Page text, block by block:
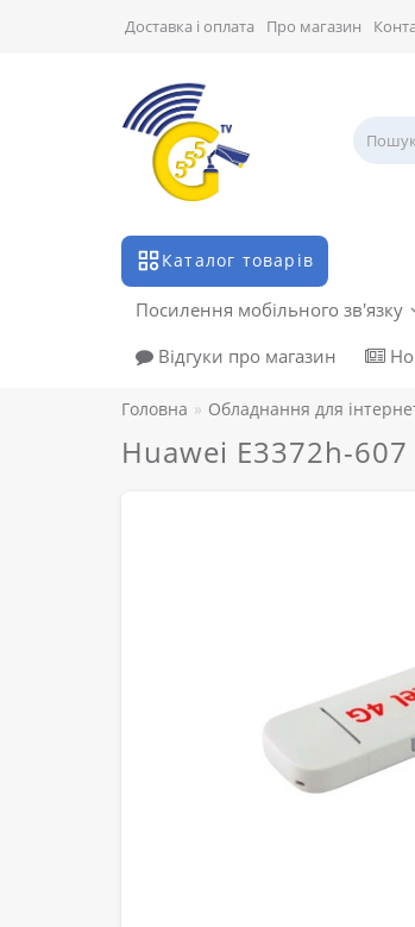
Доставка і оплата Про магазин
Каталог товарів
Посилення мобільного зв'язку
Відгуки про магазин
Головна Обладнання для
Huawei E3372h-607